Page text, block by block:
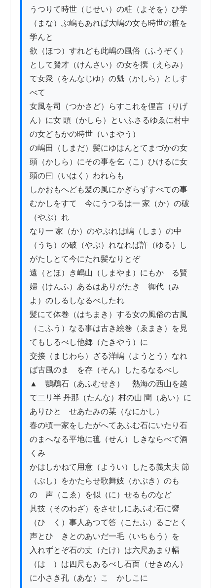
うつりて時世（じせい）の粧（よそを）ひ学
（まな）ぶ嶋もあれば大嶋の女も時世の粧を
学んと
欲（ほつ）すれども此嶋の風俗（ふうぞく）
として賢才（けんさい）の女を撰（えらみ）
て女衆（をんなじゆ）の魁（かしら）としす
べて
女風を司（つかさど）らすこれを俚言（りげ
ん）に女 頭（かしら）といふさるゆゑに村中
の女どもかの時世（いまやう）
の嶋田（しまだ）髪にゆはんとてまづかの女
頭（かしら）にその事を乞（こ）ひけるに女
頭の曰（いはく）われらも
しかおもへども髪の風にかぎらずすべての事
むかしをすてゝ今にうつるは一 家（か）の破
（やぶ）れ
なり一 家（か）のやぶれは嶋（しま）の中
（うち）の破（やぶ）れなれば許（ゆる）し
がたしとて今にたれ髪なりとぞ
遠（とほ）き嶋山（しまやま）にもかゝる賢
婦（けんふ）あるはありがたき　御代（み
よ）のしるしなるべしたれ
髪にて体巻（はちまき）する女の風俗の古風
（こふう）なる事は古き絵巻（ゑまき）を見
てもしるべし他郷（たきやう）に
交接（まじわら）ざる洋嶋（ようとう）なれ
ば古風のまゝを存（そん）したるなるべし
▲　鸚鵡石（あふむせき）　熱海の西山を越
て二リ半 丹那（たんな）村の山 間（あい）に
ありひとゝせあたみの某（なにかし）
春の頃一家をしたがへてあふむ石にいたり石
のまへなる平地に氊（せん）しきならべて酒
くみ
かはしかねて用意（ようい）したる義太夫 節
（ぶし）をかたらせ歌舞妓（かぶき）のも
のゝ声（こゑ）を似（に）せるものなど
其技（そのわざ）をさせしにあふむ石に響
（ひゞく）事人あつて答（こたふ）るごとく
声とひゞきとのあいだ一毛（いちもう）を
入れずとぞ石の丈（たけ）は六尺あまり幅
（はゞ）は四尺もあるべし石面（せきめん）
に小さき孔（あな）こゝかしこに